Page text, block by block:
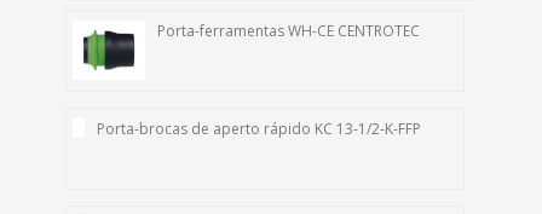
Porta-ferramentas WH-CE CENTROTEC
Porta-brocas de aperto rápido KC 13-1/2-K-FFP